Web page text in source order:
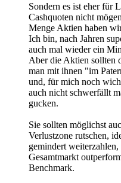
Sondern es ist eher für
Cashquoten nicht
Menge Aktien haben
Ich bin, nach Jahren
auch mal wieder ein
Aber die Aktien sollten
man mit ihnen "im
und, für mich noch
auch nicht schwerfällt
gucken.
Sie sollten möglichst
Verlustzone rutschen,
gemindert
Gesamtmarkt
Benchmark.